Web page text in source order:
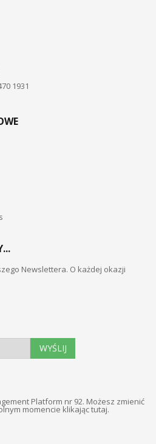
1931
Newslettera. O każdej okazji
WYŚLIJ
Platform nr 92. Możesz zmienić
momencie klikając tutaj.